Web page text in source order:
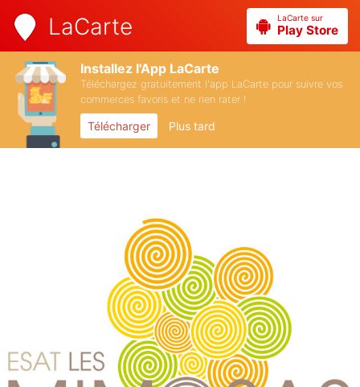
LaCarte LaCarte sur
Play Store
Installez l'App LaCarte
Téléchargez gratuitement l'app LaCarte pour suivre vos
commerces favoris et ne rien rater !
Télécharger Plus tard